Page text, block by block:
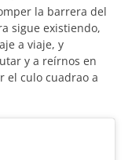
la barrera del
sigue existiendo,
a viaje, y
y a reírnos en
el culo cuadrao a